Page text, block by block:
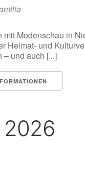
mit Modenschau in
Heimat- und
– und auch [...]
2026